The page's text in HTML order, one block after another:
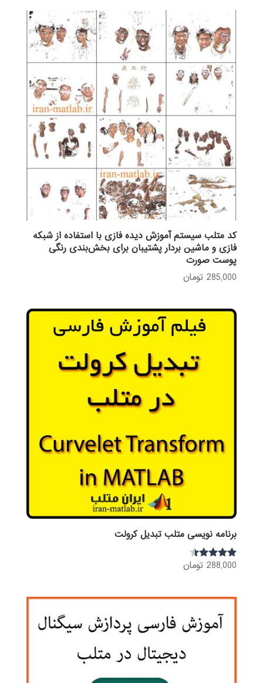
کد متلب سیستم آموزش دیده فازی با استفاده از شبکه
فازی و ماشین بردار پشتیبان برای بخش‌بندی رنگی
پوست صورت
285,000 تومان
برنامه نویسی متلب تبدیل کرولت
نمره
288,000 تومان